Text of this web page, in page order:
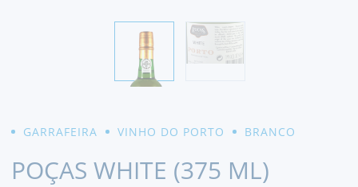
GARRAFEIRA VINHO DO PORTO BRANCO
POÇAS WHITE (375 ML)